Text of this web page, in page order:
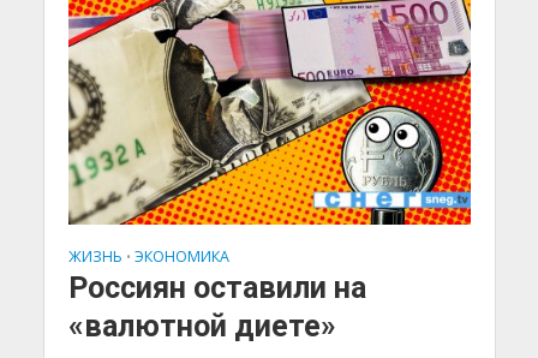
ЖИЗНЬ • ЭКОНОМИКА
Россиян оставили на
«валютной диете»